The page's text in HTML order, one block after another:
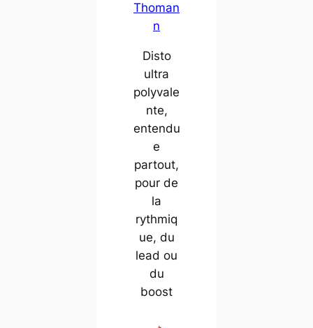
Thoman
n
Disto
ultra
polyvale
nte,
entendu
e
partout,
pour de
la
rythmiq
ue, du
lead ou
du
boost